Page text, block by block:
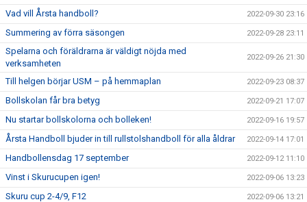
Vad vill Årsta handboll? 2022-09-30 23:16
Summering av förra säsongen 2022-09-28 23:11
Spelarna och föräldrarna är väldigt nöjda med
verksamheten
2022-09-26 21:30
Till helgen börjar USM – på hemmaplan 2022-09-23 08:37
Bollskolan får bra betyg 2022-09-21 17:07
Nu startar bollskolorna och bolleken! 2022-09-16 19:57
Årsta Handboll bjuder in till rullstolshandboll för alla åldrar 2022-09-14 17:01
Handbollensdag 17 september 2022-09-12 11:10
Vinst i Skurucupen igen! 2022-09-06 13:23
Skuru cup 2-4/9, F12 2022-09-06 13:21